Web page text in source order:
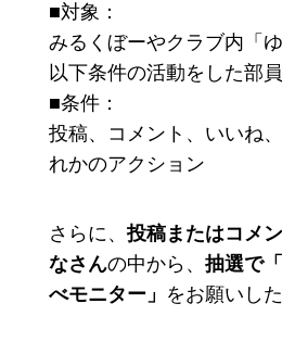
■対象：
みるくぼーやクラブ内「
以下条件の活動をした部
■条件：
投稿、コメント、いいね
れかのアクション
さらに、投稿またはコメ
なさんの中から、 抽選で
べモニター」 をお願いし